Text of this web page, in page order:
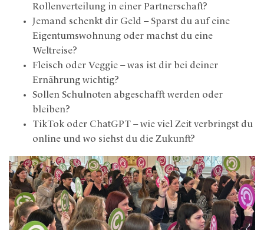
Rollenverteilung in einer Partnerschaft?
Jemand schenkt dir Geld – Sparst du auf eine
Eigentumswohnung oder machst du eine
Weltreise?
Fleisch oder Veggie – was ist dir bei deiner
Ernährung wichtig?
Sollen Schulnoten abgeschafft werden oder
bleiben?
TikTok oder ChatGPT – wie viel Zeit verbringst du
online und wo siehst du die Zukunft?